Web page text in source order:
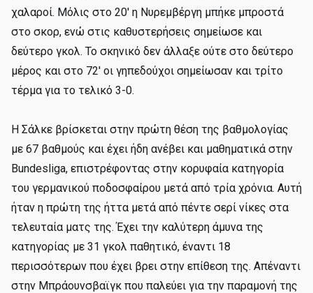
χαλαροί. Μόλις στο 20' η Νυρεμβέργη μπήκε μπροστά
στο σκορ, ενώ στις καθυστερήσεις σημείωσε και
δεύτερο γκολ. Το σκηνικό δεν άλλαξε ούτε στο δεύτερο
μέρος και στο 72' οι γηπεδούχοι σημείωσαν και τρίτο
τέρμα για το τελικό 3-0.
Η Σάλκε βρίσκεται στην πρώτη θέση της βαθμολογίας
με 67 βαθμούς και έχει ήδη ανέβει και μαθηματικά στην
Bundesliga, επιστρέφοντας στην κορυφαία κατηγορία
του γερμανικού ποδοσφαίρου μετά από τρία χρόνια. Αυτή
ήταν η πρώτη της ήττα μετά από πέντε σερί νίκες στα
τελευταία ματς της. Έχει την καλύτερη άμυνα της
κατηγορίας με 31 γκολ παθητικό, έναντι 18
περισσότερων που έχει βρει στην επίθεση της. Απέναντι
στην Μπράουνσβαϊγκ που παλεύει για την παραμονή της